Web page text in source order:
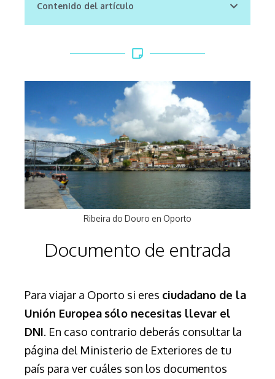
Contenido del artículo
Ribeira do Douro en Oporto
Documento de entrada
Para viajar a Oporto si eres ciudadano de la
Unión Europea sólo necesitas llevar el
DNI. En caso contrario deberás consultar la
página del Ministerio de Exteriores de tu
país para ver cuáles son los documentos